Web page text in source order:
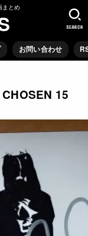
まとめ
お問い合わせ
SEARCH
15